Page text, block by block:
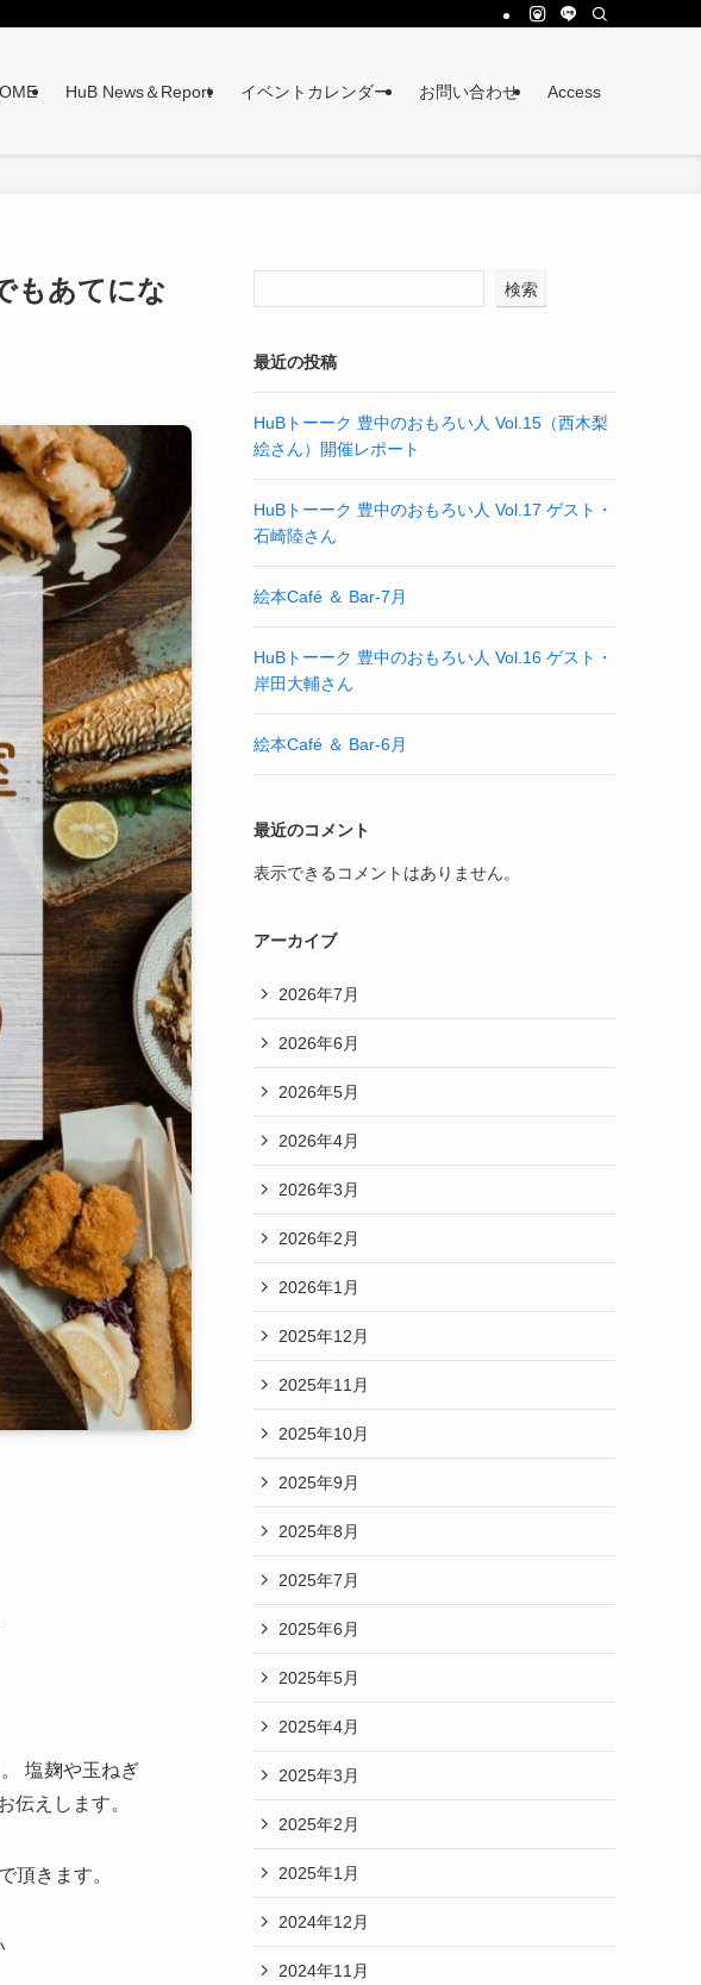
HuB News＆Report イベントカレンダー お問い合わせ Access
もあてにな
塩麹や玉ねぎ
伝えします。
頂きます。
検索
最近の投稿
HuBトーーク 豊中のおもろい人 Vol.15（西木梨
絵さん）開催レポート
HuBトーーク 豊中のおもろい人 Vol.17 ゲスト・
石崎陸さん
絵本Café ＆ Bar-7月
HuBトーーク 豊中のおもろい人 Vol.16 ゲスト・
岸田大輔さん
絵本Café ＆ Bar-6月
最近のコメント
表示できるコメントはありません。
アーカイブ
2026年7月
2026年6月
2026年5月
2026年4月
2026年3月
2026年2月
2026年1月
2025年12月
2025年11月
2025年10月
2025年9月
2025年8月
2025年7月
2025年6月
2025年5月
2025年4月
2025年3月
2025年2月
2025年1月
2024年12月
2024年11月